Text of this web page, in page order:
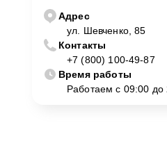
Адрес
ул. Шевченко, 85
Контакты
+7 (800) 100-49-87
Время работы
Работаем с 09:00 до